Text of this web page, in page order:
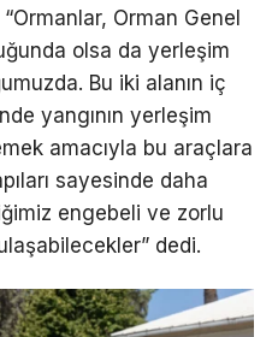
Orman Genel
olsa da yerleşim
Bu iki alanın iç
yangının yerleşim
amacıyla bu araçlara
sayesinde daha
engebeli ve zorlu
dedi.